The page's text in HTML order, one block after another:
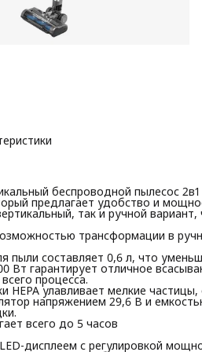
беспроводной пылесос
предлагает удобство и
так и ручной
трансформации в
пыли составляет 0,6 л, что
Вт гарантирует отличное
процесса.
HEPA улавливает мелкие
напряжением 29,6 В и
всего до 5 часов
дисплеем с регулировкой